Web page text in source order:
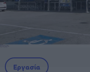
Εργασία